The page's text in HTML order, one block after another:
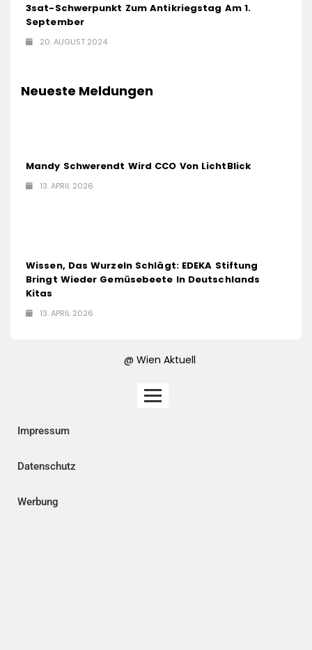
3sat-Schwerpunkt Zum Antikriegstag Am 1.
September
20. AUGUST 2024
Neueste Meldungen
Mandy Schwerendt Wird CCO Von LichtBlick
13. APRIL 2026
Wissen, Das Wurzeln Schlägt: EDEKA Stiftung
Bringt Wieder Gemüsebeete In Deutschlands
Kitas
13. APRIL 2026
@ Wien Aktuell
Impressum
Datenschutz
Werbung